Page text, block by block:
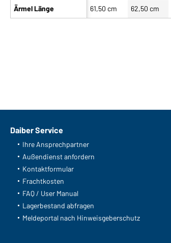
Ärmel Länge 61,50 cm 62,50 cm
Art-Nr.: JN588